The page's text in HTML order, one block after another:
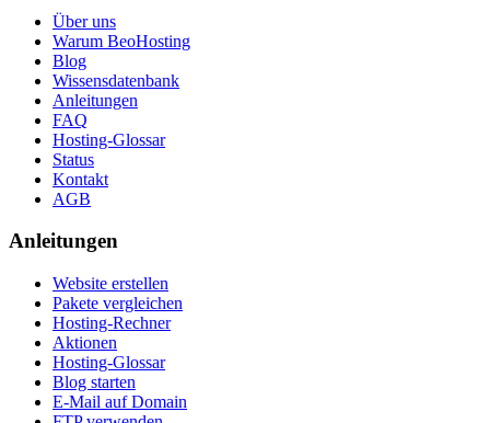
Über uns
Warum BeoHosting
Blog
Wissensdatenbank
Anleitungen
FAQ
Hosting-Glossar
Status
Kontakt
AGB
Anleitungen
Website erstellen
Pakete vergleichen
Hosting-Rechner
Aktionen
Hosting-Glossar
Blog starten
E-Mail auf Domain